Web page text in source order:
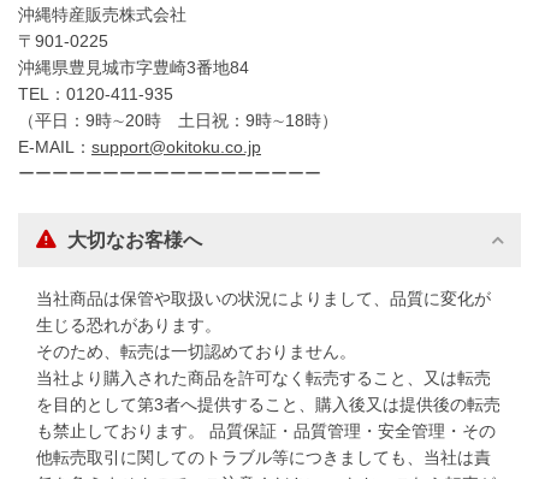
沖縄特産販売株式会社
〒901-0225
沖縄県豊見城市字豊崎3番地84
TEL：0120-411-935
（平日：9時∼20時 土日祝：9時∼18時）
E-MAIL： support@okitoku.co.jp
ーーーーーーーーーーーーーーーーーー
大切なお客様へ
当社商品は保管や取扱いの状況によりまして、品質に変化が
生じる恐れがあります。
そのため、転売は一切認めておりません。
当社より購入された商品を許可なく転売すること、又は転売
を目的として第3者へ提供すること、購入後又は提供後の転売
も禁止しております。 品質保証・品質管理・安全管理・その
他転売取引に関してのトラブル等につきましても、当社は責